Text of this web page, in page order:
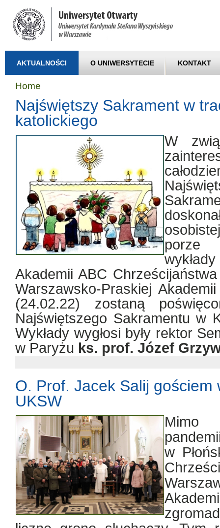
AKTUALNOŚCI O UNIWERSYTECIE KONTAKT
Home
Najświętszy Sakrament w
katolickiego
W
porze
Akademii ABC
Warszawsko-Praskiej
(24.02.22) zostaną
Najświętszego Sakramentu w
Wykłady wygłosi były rektor
w Paryżu ks. prof. Józef
O. Prof. Jacek Salij gościem
UKSW
Mimo
w